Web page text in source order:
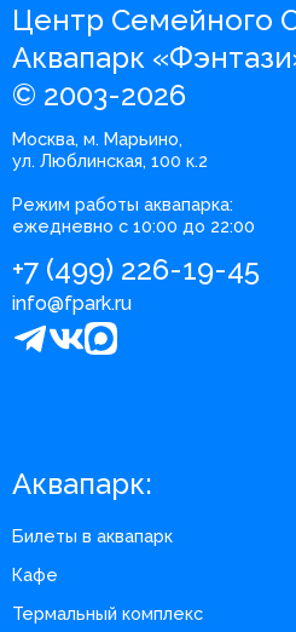
Центр Семейного
Аквапарк
© 2003-2026
Москва, м. Марьино,
ул. Люблинская, 100 к.2
Режим работы аквапарка:
ежедневно с 10:00 до 22:00
+7 (499) 226-19-45
info@fpark.ru
Аквапарк:
Билеты в аквапарк
Кафе
Термальный комплекс